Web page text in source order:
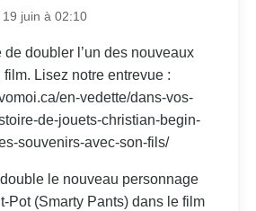
juin à 02:10
de doubler l’un des nouveaux
Lisez notre entrevue :
en-vedette/dans-vos-
de-jouets-christian-begin-
souvenirs-avec-son-fils/
le nouveau personnage
Pot (Smarty Pants) dans le film